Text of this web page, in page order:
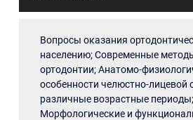
Вопросы оказания
населению; Современные
ортодонтии; Анатомо-
особенности челюстно-лицевой
различные возрастные периоды;
Морфологические и